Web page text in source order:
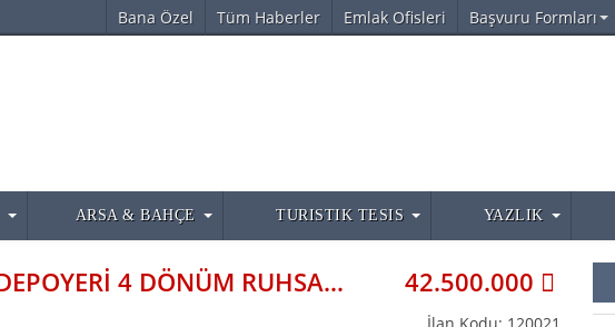
Bana Özel Tüm Haberler Emlak Ofisleri Başvuru Formları
ARSA & BAHÇE TURISTIK TESIS YAZLIK
ACIL SATLIK PROJELI DEPOYERİ 4 DÖNÜM RUHSATLI DEPO YAPABILRSINİZ 42.500.000